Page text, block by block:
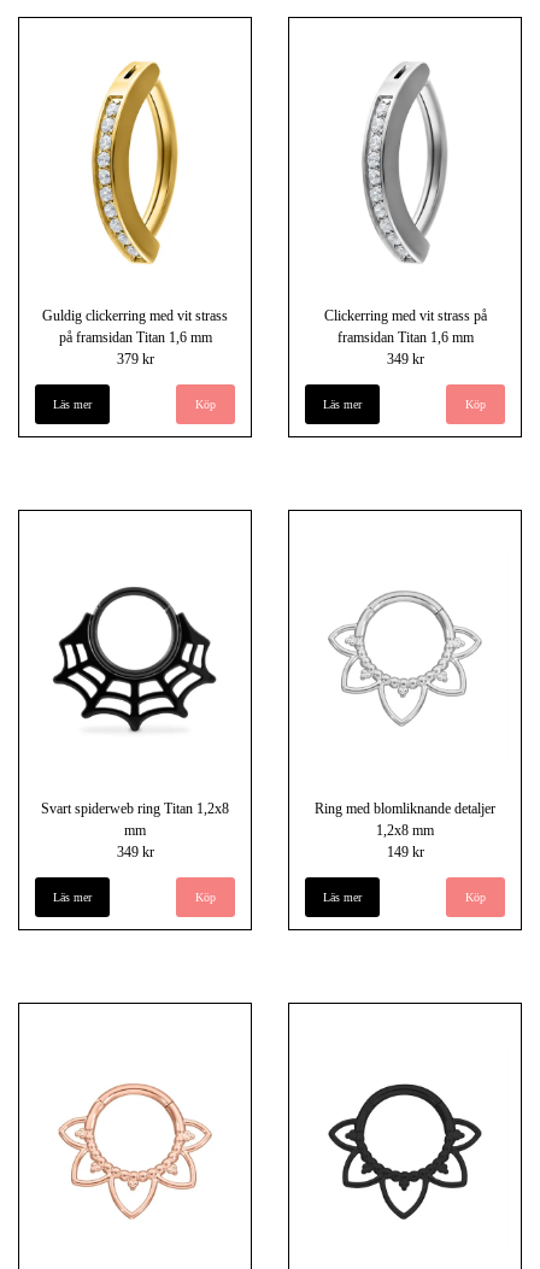
Guldig clickerring med vit strass
på framsidan Titan 1,6 mm
379 kr
Läs mer
Clickerring med vit strass på
framsidan Titan 1,6 mm
349 kr
Läs mer
Svart spiderweb ring Titan 1,2x8
mm
349 kr
Läs mer
Ring med blomliknande detaljer
1,2x8 mm
149 kr
Läs mer